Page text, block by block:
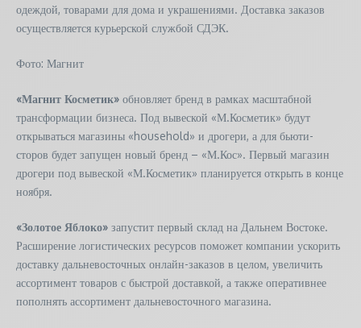
одеждой, товарами для дома и украшениями. Доставка заказов
осуществляется курьерской службой СДЭК.
Фото: Магнит
«Магнит Косметик» обновляет бренд в рамках масштабной
трансформации бизнеса. Под вывеской «М.Косметик» будут
открываться магазины «household» и дрогери, а для бьюти-
сторов будет запущен новый бренд – «М.Кос». Первый магазин
дрогери под вывеской «М.Косметик» планируется открыть в конце
ноября.
«Золотое Яблоко» запустит первый склад на Дальнем Востоке.
Расширение логистических ресурсов поможет компании ускорить
доставку дальневосточных онлайн-заказов в целом, увеличить
ассортимент товаров с быстрой доставкой, а также оперативнее
пополнять ассортимент дальневосточного магазина.